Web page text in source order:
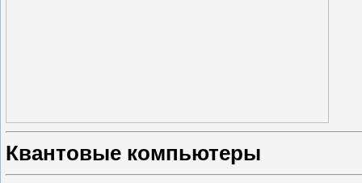
Квантовые компьютеры